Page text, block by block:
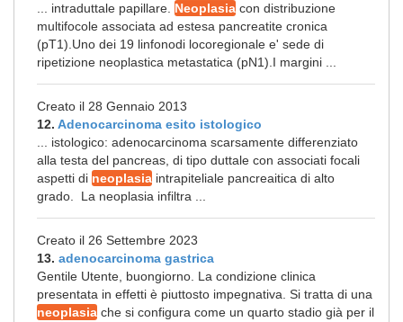
... intraduttale papillare. Neoplasia con distribuzione
multifocole associata ad estesa pancreatite cronica
(pT1).Uno dei 19 linfonodi locoregionale e' sede di
ripetizione neoplastica metastatica (pN1).I margini ...
Creato il 28 Gennaio 2013
12. Adenocarcinoma esito istologico
... istologico: adenocarcinoma scarsamente differenziato
alla testa del pancreas, di tipo duttale con associati focali
aspetti di neoplasia intrapiteliale pancreaitica di alto
grado. La neoplasia infiltra ...
Creato il 26 Settembre 2023
13. adenocarcinoma gastrica
Gentile Utente, buongiorno. La condizione clinica
presentata in effetti è piuttosto impegnativa. Si tratta di una
neoplasia che si configura come un quarto stadio già per il